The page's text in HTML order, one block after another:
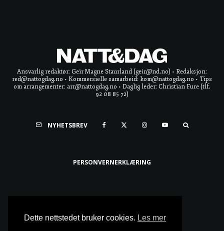
Ansvarlig redaktør: Geir Magne Staurland (geir@nd.no) • Redaksjon:
red@nattogdag.no • Kommersielle samarbeid: kom@nattogdag.no • Tips
om arrangementer: arr@nattogdag.no • Daglig leder: Christian Fure (tlf.
92 08 85 72)
NYHETSBREV
PERSONVERNERKLÆRING
Dette nettstedet bruker cookies. Les mer